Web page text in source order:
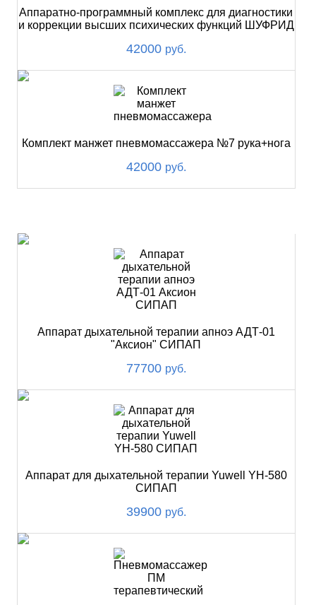
Аппаратно-программный комплекс для диагностики
и коррекции высших психических функций ШУФРИД
42000 руб.
Комплект манжет пневмомассажера №7 рука+нога
42000 руб.
Аппарат дыхательной терапии апноэ АДТ-01
"Аксион" СИПАП
77700 руб.
Аппарат для дыхательной терапии Yuwell YH-580
СИПАП
39900 руб.